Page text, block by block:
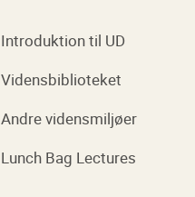
Introduktion til UD
Vidensbiblioteket
Andre vidensmiljøer
Lunch Bag Lectures